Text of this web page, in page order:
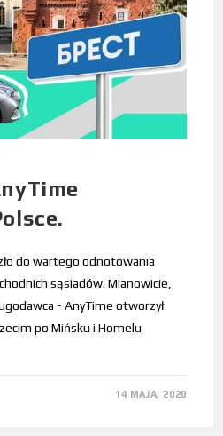
do wartego odnotowania
sąsiadów. Mianowicie,
- AnyTime otworzył
po Mińsku i Homelu
14 MAJA, 2020